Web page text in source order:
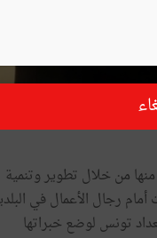
بأديس أبابا، مع
من خلال تطوير وتنمية
رجال الأعمال في
تونس لوضع خبراتها